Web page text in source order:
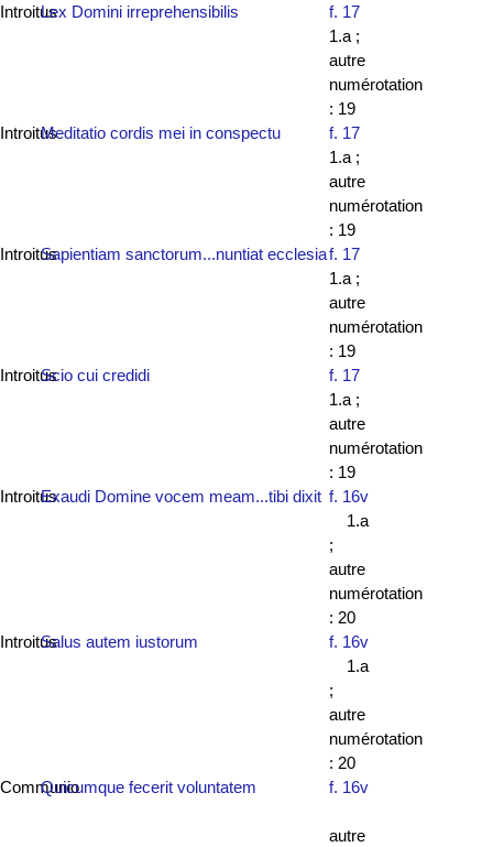
IntroitusLex Domini irreprehensibilis
f. 17
1.a ;
autre
numérotation
: 19
IntroitusMeditatio cordis mei in conspectu
f. 17
1.a ;
autre
numérotation
: 19
IntroitusSapientiam sanctorum...nuntiat ecclesiaf. 17
1.a ;
autre
numérotation
: 19
IntroitusScio cui credidi
f. 17
1.a ;
autre
numérotation
: 19
IntroitusExaudi Domine vocem meam...tibi dixit f. 16v
1.a
;
autre
numérotation
: 20
IntroitusSalus autem iustorum
f. 16v
1.a
;
autre
numérotation
: 20
CommunioQuicumque fecerit voluntatem f. 16v
autre